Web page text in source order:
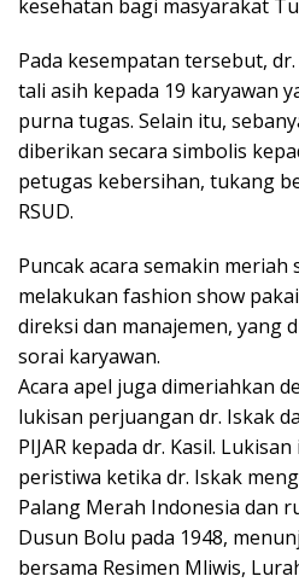
kesehatan bagi masyarakat
Pada kesempatan tersebut,
tali asih kepada 19 karyawan
purna tugas. Selain itu,
diberikan secara simbolis
petugas kebersihan, tukang
RSUD.
Puncak acara semakin meriah
melakukan fashion show
direksi dan manajemen, yang
sorai karyawan.
Acara apel juga dimeriahkan
lukisan perjuangan dr. Iskak
PIJAR kepada dr. Kasil.
peristiwa ketika dr. Iskak
Palang Merah Indonesia dan
Dusun Bolu pada 1948,
bersama Resimen Mliwis,